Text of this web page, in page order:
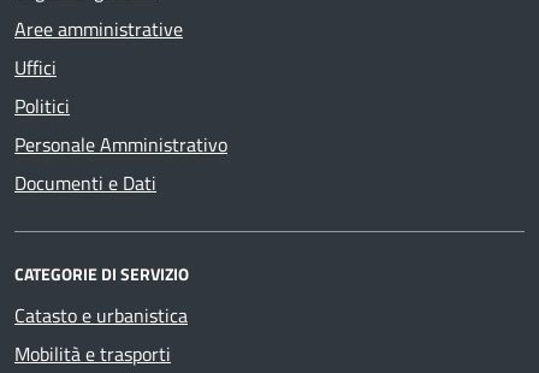
Aree amministrative
Uffici
Politici
Personale Amministrativo
Documenti e Dati
CATEGORIE DI SERVIZIO
Catasto e urbanistica
Mobilità e trasporti